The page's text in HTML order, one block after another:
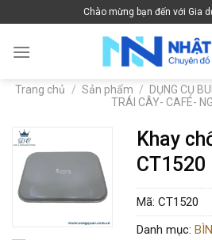
to
content
Chào mừng bạn đến với Gia
Trang chủ / Sản phẩm / DỤNG CỤ
TRÁI CÂY- CAFÉ-
Khay
CT1520
Mã: CT1520
Danh mục: